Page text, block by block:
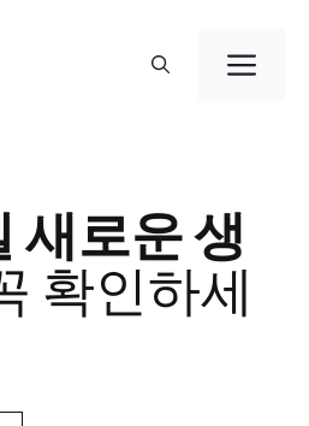
메
새로운 생
확인하세